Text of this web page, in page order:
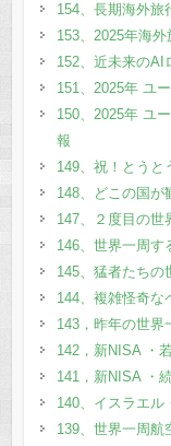
154、長期海外旅
153、2025年海
152、近未来のAI
151、2025年 ユ
150、2025年 ユ
報
149、祝！とうと
148、どこの国が
147、２度目の世
146、世界一周す
145、猛者たちの
144、複雑怪奇な
143，昨年の世界
142，新NISA ・
141，新NISA ・
140、イスラエル
139、世界一周航